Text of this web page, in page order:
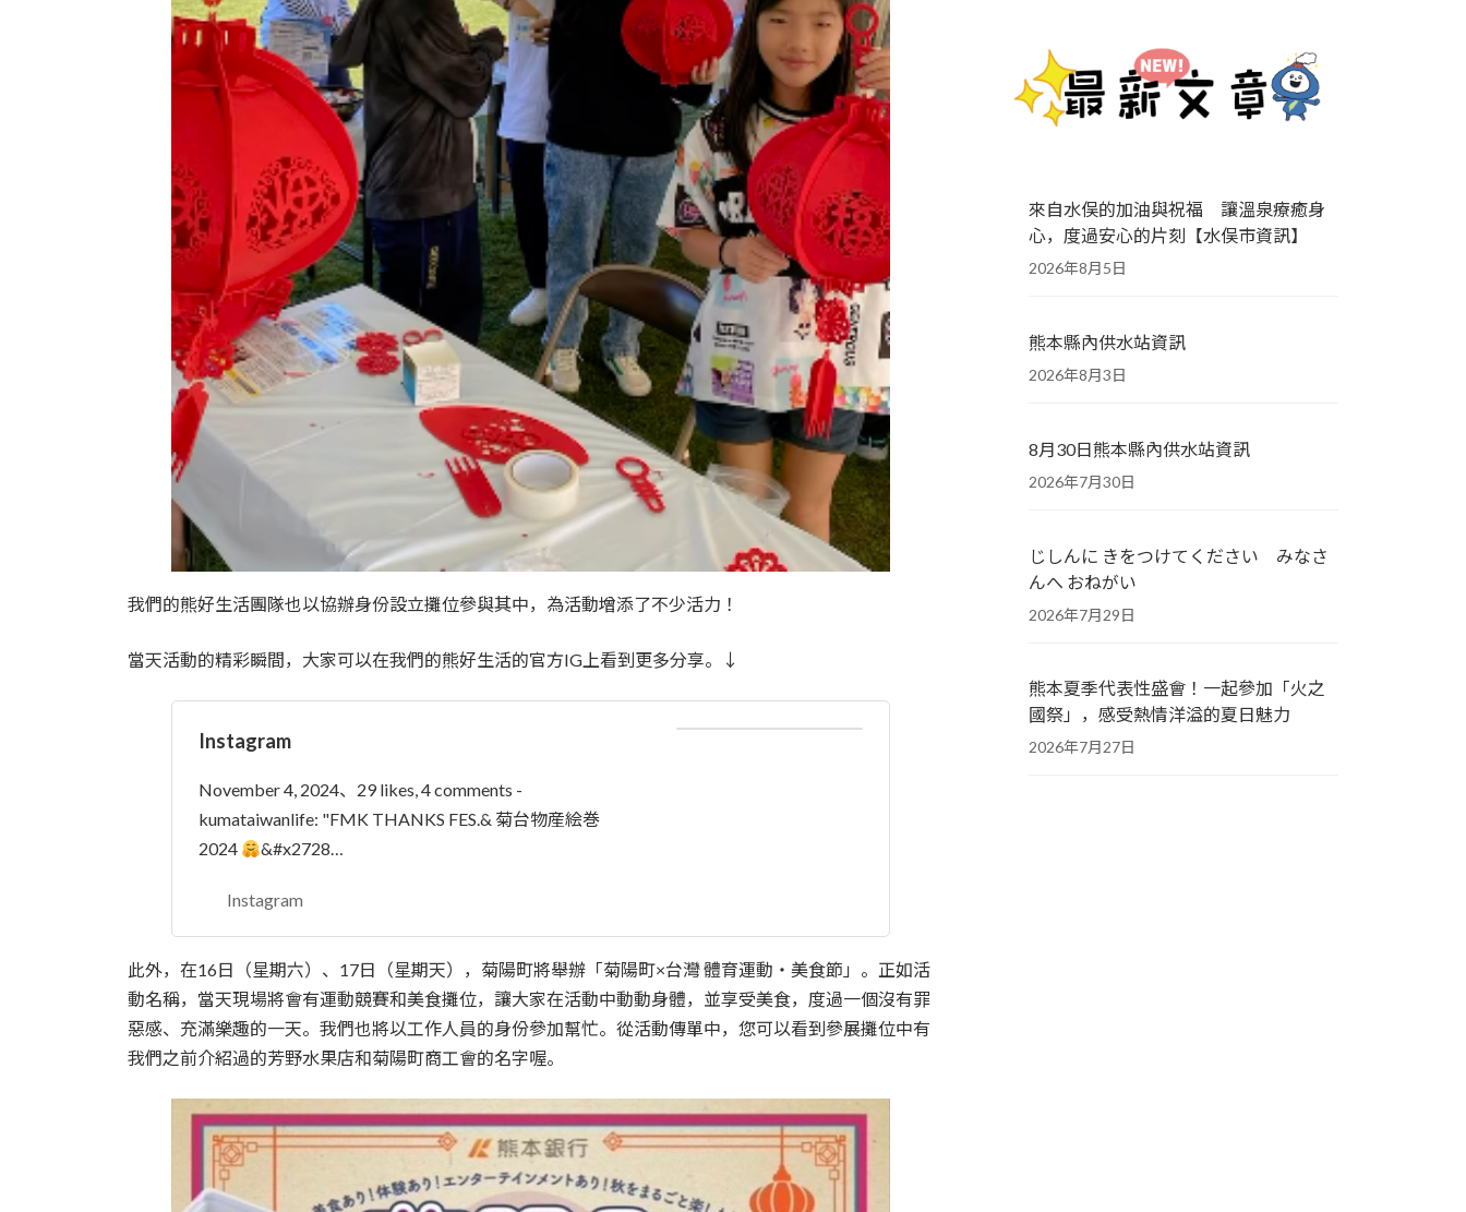
我們的熊好生活團隊也以協辦身份設立攤位參與其中，為活動增添了不少活力！
當天活動的精彩瞬間，大家可以在我們的熊好生活的官方IG上看到更多分享。↓
Instagram
November 4, 2024、29 likes, 4 comments -
kumataiwanlife: "FMK THANKS FES.& 菊台物産絵巻
2024
&#x2728…
Instagram
此外，在16日（星期六）、17日（星期天），菊陽町將舉辦「菊陽町×台灣 體育運動・美食節」。正如活
動名稱，當天現場將會有運動競賽和美食攤位，讓大家在活動中動動身體，並享受美食，度過一個沒有罪
惡感、充滿樂趣的一天。我們也將以工作人員的身份參加幫忙。從活動傳單中，您可以看到參展攤位中有
我們之前介紹過的芳野水果店和菊陽町商工會的名字喔。
來自水俣的加油與祝福 讓溫泉療癒身
心，度過安心的片刻【水俣市資訊】
2026年8月5日
熊本縣內供水站資訊
2026年8月3日
8月30日熊本縣內供水站資訊
2026年7月30日
じしんに きをつけてください みなさ
んへ おねがい
2026年7月29日
熊本夏季代表性盛會！一起參加「火之
國祭」，感受熱情洋溢的夏日魅力
2026年7月27日